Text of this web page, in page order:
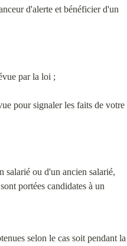
d'alerte et bénéficier d'un
par la loi ;
pour signaler les faits de votre
salarié ou d'un ancien salarié,
portées candidates à un
selon le cas soit pendant la